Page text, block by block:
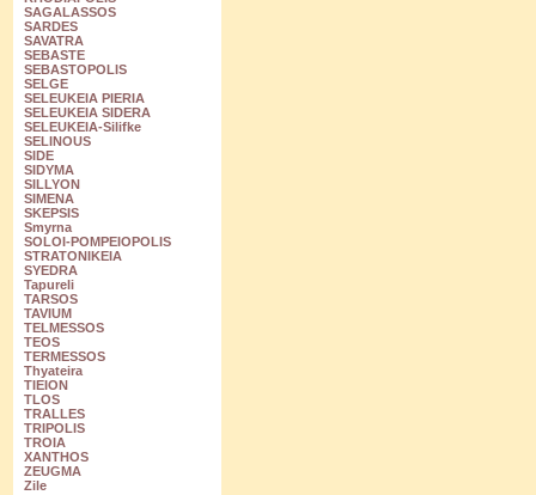
SAGALASSOS
SARDES
SAVATRA
SEBASTE
SEBASTOPOLIS
SELGE
SELEUKEIA PIERIA
SELEUKEIA SIDERA
SELEUKEIA-Silifke
SELINOUS
SIDE
SIDYMA
SILLYON
SIMENA
SKEPSIS
Smyrna
SOLOI-POMPEIOPOLIS
STRATONIKEIA
SYEDRA
Tapureli
TARSOS
TAVIUM
TELMESSOS
TEOS
TERMESSOS
Thyateira
TIEION
TLOS
TRALLES
TRIPOLIS
TROIA
XANTHOS
ZEUGMA
Zile